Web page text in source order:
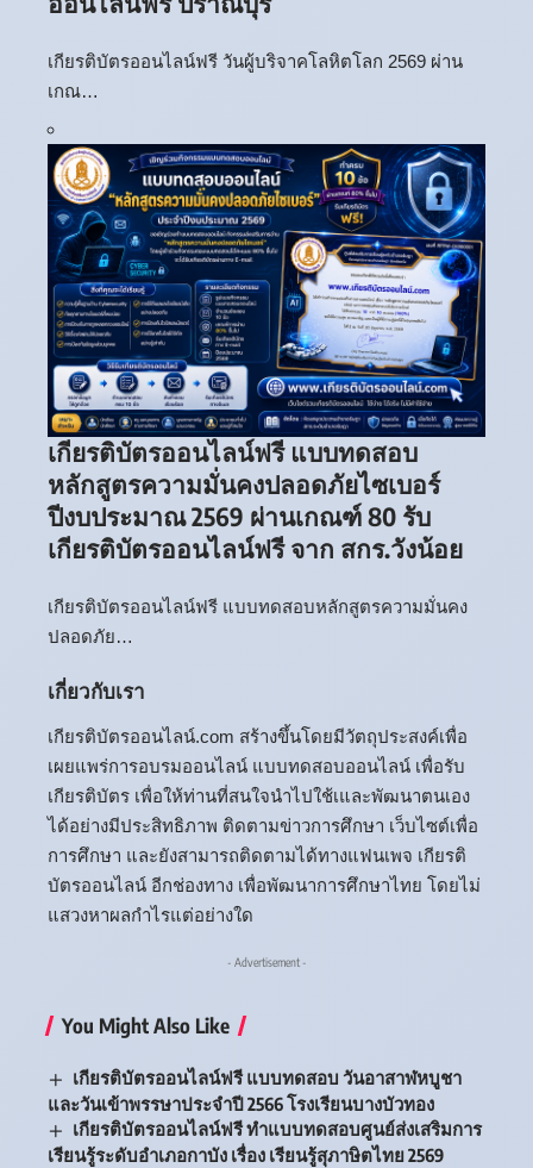
เกียรติบัตรออนไลน์ฟรี วันผู้บริจาคโลหิตโลก 2569 ผ่าน
เกณ…
เกียรติบัตรออนไลน์ฟรี แบบทดสอบ
หลักสูตรความมั่นคงปลอดภัยไซเบอร์
ปีงบประมาณ 2569 ผ่านเกณฑ์ 80 รับ
เกียรติบัตรออนไลน์ฟรี จาก สกร.วังน้อย
เกียรติบัตรออนไลน์ฟรี แบบทดสอบหลักสูตรความมั่นคง
ปลอดภัย…
เกี่ยวกับเรา
เกียรติบัตรออนไลน์.com สร้างขึ้นโดยมีวัตถุประสงค์เพื่อ
เผยแพร่การอบรมออนไลน์ แบบทดสอบออนไลน์ เพื่อรับ
เกียรติบัตร เพื่อให้ท่านที่สนใจนำไปใช้เและพัฒนาตนเอง
ได้อย่างมีประสิทธิภาพ ติดตามข่าวการศึกษา เว็บไซต์เพื่อ
การศึกษา และยังสามารถติดตามได้ทางแฟนเพจ เกียรติ
บัตรออนไลน์ อีกช่องทาง เพื่อพัฒนาการศึกษาไทย โดยไม่
แสวงหาผลกำไรแต่อย่างใด
- Advertisement -
You Might Also Like
เกียรติบัตรออนไลน์ฟรี แบบทดสอบ วันอาสาฬหบูชา
และวันเข้าพรรษาประจำปี 2566 โรงเรียนบางบัวทอง
เกียรติบัตรออนไลน์ฟรี ทำแบบทดสอบศูนย์ส่งเสริมการ
เรียนรู้ระดับอำเภอกาบัง เรื่อง เรียนรู้สุภาษิตไทย 2569